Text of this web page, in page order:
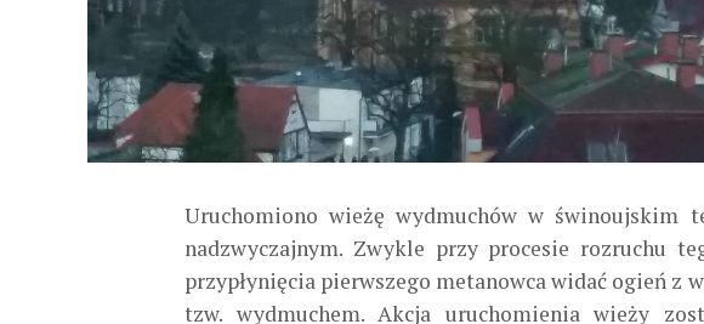
Uruchomiono wieżę wydmuchów w świnoujskim
nadzwyczajnym. Zwykle przy procesie rozruchu
przypłynięcia pierwszego metanowca widać ogień z
tzw. wydmuchem. Akcja uruchomienia wieży